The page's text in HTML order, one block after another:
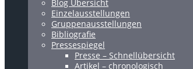
Blog Übersicht
Einzelausstellungen
Gruppenausstellungen
Bibliografie
Pressespiegel
Presse – Schnellübersicht
Artikel – chronologisch